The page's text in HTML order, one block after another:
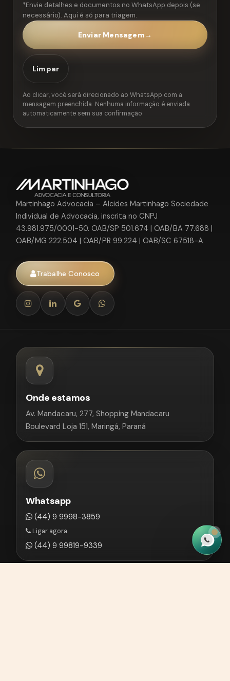
*Envie detalhes e documentos no WhatsApp depois (se
necessário). Aqui é só para triagem.
Enviar Mensagem →
Limpar
Ao clicar, você será direcionado ao WhatsApp com a
mensagem preenchida. Nenhuma informação é enviada
automaticamente sem sua confirmação.
Martinhago Advocacia – Alcides Martinhago Sociedade
Individual de Advocacia, inscrita no CNPJ
43.981.975/0001-50. OAB/SP 501.674 | OAB/BA 77.688 |
OAB/MG 222.504 | OAB/PR 99.224 | OAB/SC 67518-A
Trabalhe Conosco
Onde estamos
Av. Mandacaru, 277, Shopping Mandacaru
Boulevard Loja 151, Maringá, Paraná
Whatsapp
(44) 9 9998-3859
Ligar agora
(44) 9 99819-9339